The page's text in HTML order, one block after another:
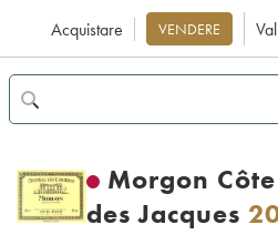
Acquistare VENDERE
Morgon
des Jacques